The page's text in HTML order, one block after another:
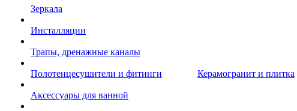
Зеркала
Инсталляции
Трапы, дренажные каналы
Полотенцесушители и фитинги
Аксессуары для ванной
Керамогранит и плитка